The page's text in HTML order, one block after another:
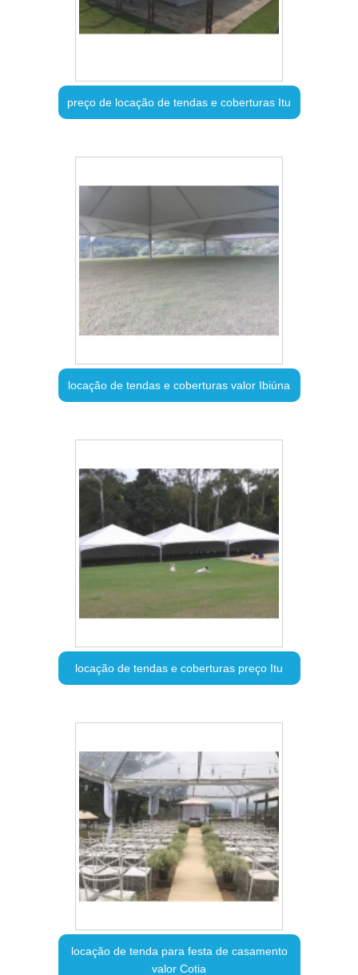
preço de locação de tendas e coberturas Itu
locação de tendas e coberturas valor Ibiúna
locação de tendas e coberturas preço Itu
locação de tenda para festa de casamento
valor Cotia